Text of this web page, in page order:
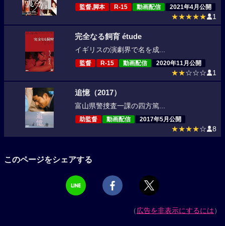
監督,脚本 R-15 動画配信 2021年4月公開
★★★★★ 1
完全なる飼育 étude
イギリスの演劇界で名を成...
監督 R-15 動画配信 2020年11月公開
★★☆☆☆ 1
追憶（2017）
富山県警捜査一課の四方篤...
助監督 動画配信 2017年5月公開
★★★★☆ 8
このページをシェアする
（広告を非表示にするには）